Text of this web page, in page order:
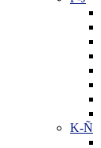
K-Ñ